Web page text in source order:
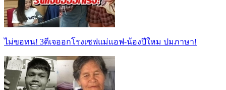
ไม่ขอทน! 3ดีเจออกโรงเซฟแม่แอฟ-น้องปีใหม ปมภาษา!